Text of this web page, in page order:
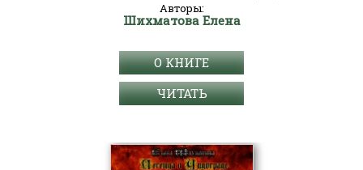
Авторы:
Шихматова Елена
О КНИГЕ
ЧИТАТЬ